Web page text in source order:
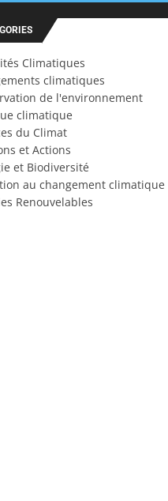
Climatiques
climatiques
de l'environnement
climatique
du Climat
et Actions
et Biodiversité
au changement climatique
Renouvelables